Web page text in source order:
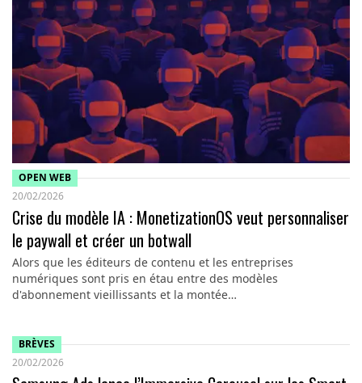
OPEN WEB
20/02/2026
Crise du modèle IA : MonetizationOS veut personnaliser
le paywall et créer un botwall
Alors que les éditeurs de contenu et les entreprises
numériques sont pris en étau entre des modèles
d'abonnement vieillissants et la montée…
BRÈVES
20/02/2026